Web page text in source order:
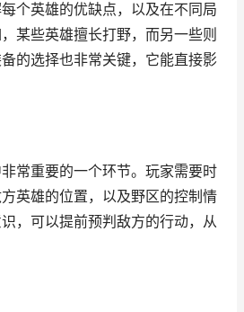
个英雄的优缺点，以及在不同局
某些英雄擅长打野，而另一些则
的选择也非常关键，它能直接影
常重要的一个环节。玩家需要时
英雄的位置，以及野区的控制情
，可以提前预判敌方的行动，从